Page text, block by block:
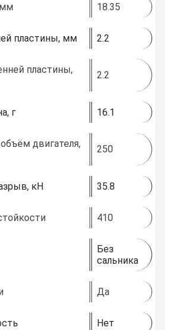
18.35
пластины, мм 2.2
пластины,
2.2
г 16.1
двигателя,
250
кН 35.8
410
Без
сальника
Да
Нет